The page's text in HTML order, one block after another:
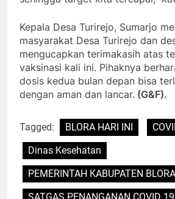
Kepala Desa Turirejo, Sumarjo
masyarakat Desa Turirejo dan
mengucapkan terimakasih atas
vaksinasi kali ini. Pihaknya
dosis kedua bulan depan bisa
dengan aman dan lancar. (G&F).
Tagged: BLORA HARI INI
Dinas Kesehatan
PEMERINTAH KABUPATEN BLORA